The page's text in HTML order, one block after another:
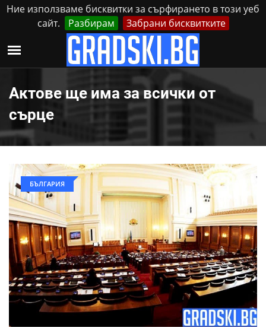
Ние използваме бисквитки за сърфирането в този уеб
сайт.
Разбирам Забрани бисквитките
Събота, 8 Август, 2026 Реклама Контакти
Актове ще има за всички от
сърце
БЪЛГАРИЯ